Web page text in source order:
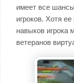
имеет все
игроков. Хотя
навыков игрока
ветеранов